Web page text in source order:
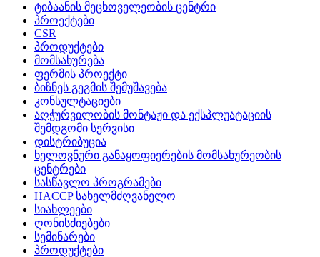
ტიბაანის მეცხოველეობის ცენტრი
პროექტები
CSR
პროდუქტები
მომსახურება
ფერმის პროექტი
ბიზნეს გეგმის შემუშავება
კონსულტაციები
აღჭურვილობის მონტაჟი და ექსპლუატაციის
შემდგომი სერვისი
დისტრიბუცია
ხელოვნური განაყოფიერების მომსახურეობის
ცენტრები
სასწავლო პროგრამები
HACCP სახელმძღვანელო
სიახლეები
ღონისძიებები
სემინარები
პროდუქტები